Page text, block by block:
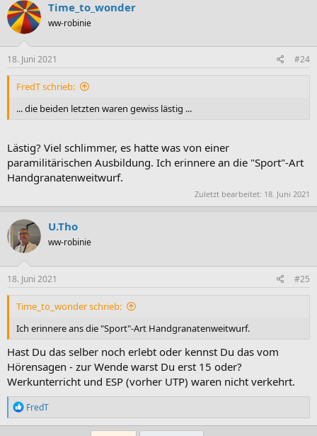
t
i
o
n
e
Time_to_wonder
ww-robinie
18. Juni 2021 #24
FredT schrieb:
... die beiden letzten waren gewiss lästig ...
Lästig? Viel schlimmer, es hatte was von einer
paramilitärischen Ausbildung. Ich erinnere an die "Sport"-Art
Handgranatenweitwurf.
Zuletzt bearbeitet: 18. Juni 2021
U.Tho
ww-robinie
18. Juni 2021 #25
Time_to_wonder schrieb:
Ich erinnere ans die "Sport"-Art Handgranatenweitwurf.
Hast Du das selber noch erlebt oder kennst Du das vom
Hörensagen - zur Wende warst Du erst 15 oder?
Werkunterricht und ESP (vorher UTP) waren nicht verkehrt.
R
e
a
FredT